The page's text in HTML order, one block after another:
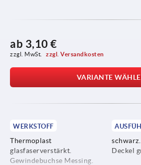
ab 3,10 €
zzgl. MwSt. zzgl. Versandkosten
VARIANTE
WERKSTOFF
Thermoplast
glasfaserverstärkt.
Gewindebuchse Messing.
schwarz.
Deckel